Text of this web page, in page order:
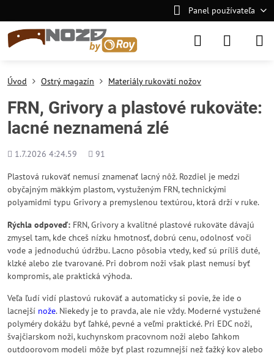
Panel používateľa
Úvod Ostrý magazín Materiály rukovätí nožov
FRN, Grivory a plastové rukoväte:
lacné neznamená zlé
Pridané
1.7.2026 4:24.59
Počet
91
Plastová rukoväť nemusí znamenať lacný nôž. Rozdiel je medzi
obyčajným mäkkým plastom, vystuženým FRN, technickými
polyamidmi typu Grivory a premyslenou textúrou, ktorá drží v ruke.
Rýchla odpoveď: FRN, Grivory a kvalitné plastové rukoväte dávajú
zmysel tam, kde chceš nízku hmotnosť, dobrú cenu, odolnosť voči
vode a jednoduchú údržbu. Lacno pôsobia vtedy, keď sú príliš duté,
klzké alebo zle tvarované. Pri dobrom noži však plast nemusí byť
kompromis, ale praktická výhoda.
Veľa ľudí vidí plastovú rukoväť a automaticky si povie, že ide o
lacnejší nože. Niekedy je to pravda, ale nie vždy. Moderné vystužené
polyméry dokážu byť ľahké, pevné a veľmi praktické. Pri EDC noži,
švajčiarskom noži, kuchynskom pracovnom noži alebo ľahkom
outdoorovom modeli môže byť plast rozumnejší než ťažký kov alebo